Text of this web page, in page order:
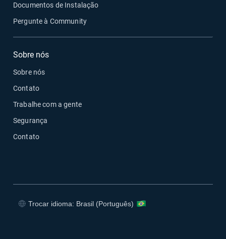
Documentos de Instalação
Pergunte à Community
Sobre nós
Sobre nós
Contato
Trabalhe com a gente
Segurança
Contato
Trocar idioma: Brasil (Português)